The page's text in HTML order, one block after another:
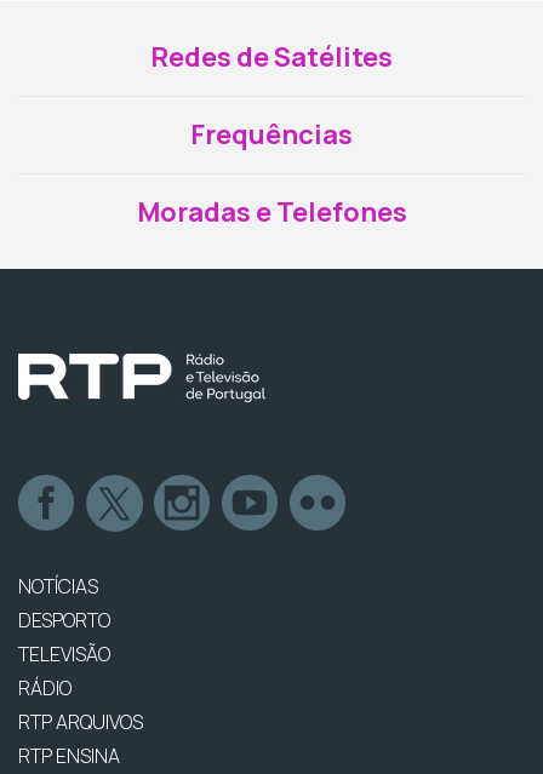
Redes de Satélites
Frequências
Moradas e Telefones
NOTÍCIAS
DESPORTO
TELEVISÃO
RÁDIO
RTP ARQUIVOS
RTP ENSINA